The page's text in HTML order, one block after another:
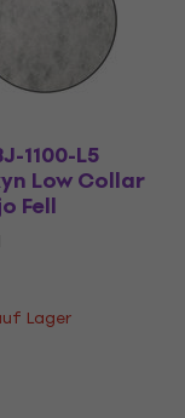
Weg
1100-L5
Low Collar
Fell
Lager